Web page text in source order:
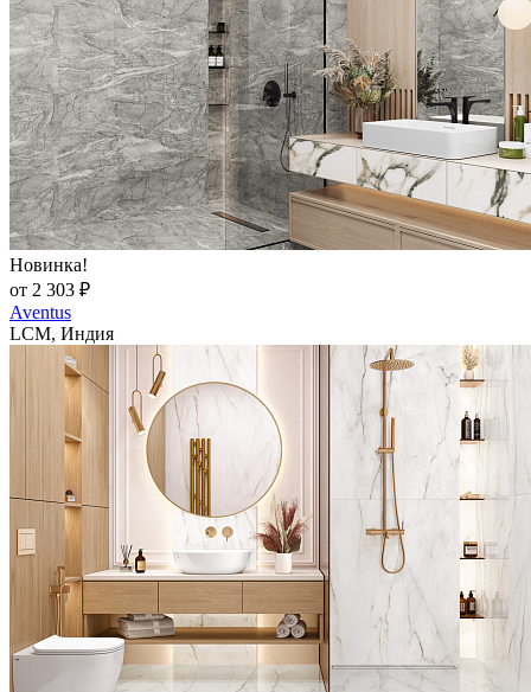
Новинка!
от 2 303 ₽
Aventus
LCM, Индия